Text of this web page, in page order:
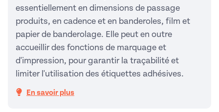
essentiellement en dimensions de passage
produits, en cadence et en banderoles, film et
papier de banderolage. Elle peut en outre
accueillir des fonctions de marquage et
d'impression, pour garantir la traçabilité et
limiter l'utilisation des étiquettes adhésives.
En savoir plus